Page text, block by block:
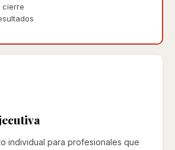
cierre
individual para profesionales que